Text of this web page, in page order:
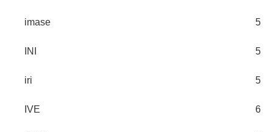
imase 5
INI 5
iri 5
IVE 6